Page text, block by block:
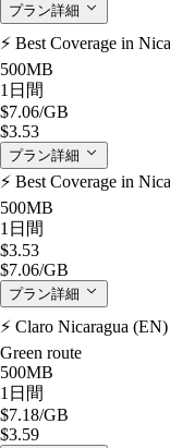
プラン詳細
⚡️ Best Coverage in
500MB
1日間
$7.06/GB
$3.53
プラン詳細
⚡️ Best Coverage in
500MB
1日間
$3.53
$7.06/GB
プラン詳細
⚡️ Claro Nicaragua
Green route
500MB
1日間
$7.18/GB
$3.59